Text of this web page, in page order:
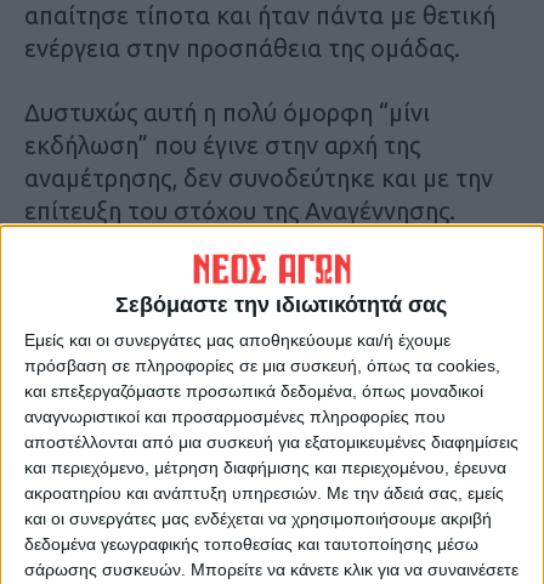
Σεβόμαστε την ιδιωτικότητά σας
Εμείς και οι συνεργάτες μας αποθηκεύουμε και/ή έχουμε
πρόσβαση σε πληροφορίες σε μια συσκευή, όπως τα cookies,
και επεξεργαζόμαστε προσωπικά δεδομένα, όπως μοναδικοί
αναγνωριστικοί και προσαρμοσμένες πληροφορίες που
αποστέλλονται από μια συσκευή για εξατομικευμένες διαφημίσεις
και περιεχόμενο, μέτρηση διαφήμισης και περιεχομένου, έρευνα
ακροατηρίου και ανάπτυξη υπηρεσιών. Με την άδειά σας, εμείς
και οι συνεργάτες μας ενδέχεται να χρησιμοποιήσουμε ακριβή
δεδομένα γεωγραφικής τοποθεσίας και ταυτοποίησης μέσω
σάρωσης συσκευών. Μπορείτε να κάνετε κλικ για να συναινέσετε
απαίτησε τίποτα και ήταν πάντα με θετική
ενέργεια στην προσπάθεια της ομάδας.
Δυστυχώς αυτή η πολύ όμορφη “μίνι
εκδήλωση” που έγινε στην αρχή της
αναμέτρησης, δεν συνοδεύτηκε και με την
επίτευξη του στόχου της Αναγέννησης.
Ωστόσο μέσα στην πίκρα τους οι φίλαθλοι
της ομάδας γνωρίζουν πολύ καλά να τιμούν
και ν’ αναδεικνύουν εκείνους που έχουν
δώσει και διακρίθηκαν κυρίως για την
ανιδιοτέλειά τους.
Χειροκρότησαν θερμά έναν ωραίο άνθρωπο
και ποδοσφαιριστή.
Θ.Κ.